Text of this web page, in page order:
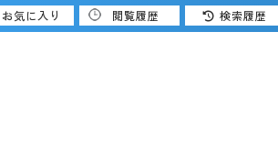
お気に入り 閲覧履歴 検索履歴